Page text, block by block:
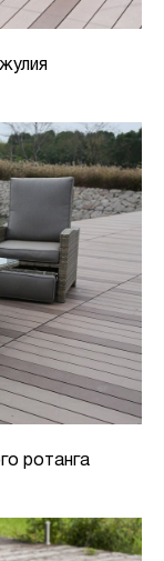
ротанга